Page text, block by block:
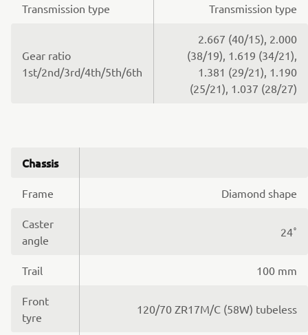
Transmission type Transmission type
Gear ratio
1st/2nd/3rd/4th/5th/6th
2.667 (40/15), 2.000
(38/19), 1.619 (34/21),
1.381 (29/21), 1.190
(25/21), 1.037 (28/27)
Chassis
Frame Diamond shape
Caster
angle
24˚
Trail 100 mm
Front
tyre
120/70 ZR17M/C (58W) tubeless